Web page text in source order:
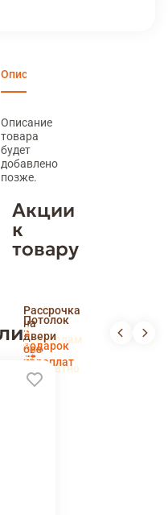
Описание
Описание
товара
будет
добавлено
позже.
Акции
к
товару
пенсионерам
и
новоселам
Рассрочка
на
двери
без
переплат
Потолок
в
подарок
Доставка
и
установка
беслпатно